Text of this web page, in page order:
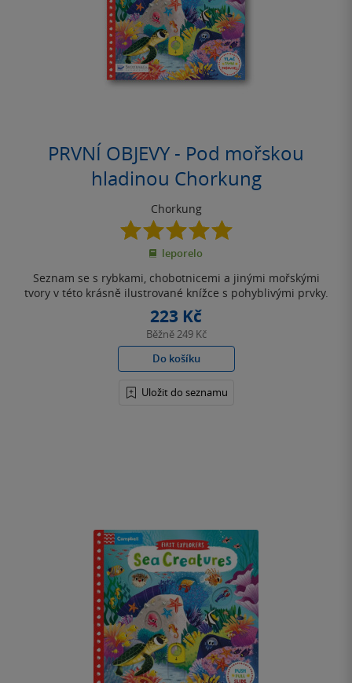
PRVNÍ OBJEVY - Pod mořskou
hladinou Chorkung
Chorkung
5.0
z
5
leporelo
Seznam se s rybkami, chobotnicemi a jinými mořskými
tvory v této krásně ilustrované knížce s pohyblivými prvky.
223 Kč
Běžně249 Kč
Do košíku
Uložit do seznamu